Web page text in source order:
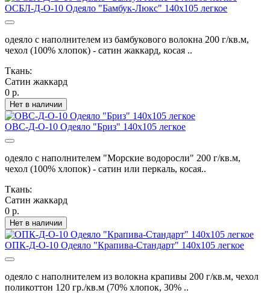
ОСБЛ-Д-О-10 Одеяло "Бамбук-Люкс" 140х105 легкое
одеяло с наполнителем из бамбукового волокна 200 г/кв.м,
чехол (100% хлопок) - сатин жаккард, косая ..
Ткань:
Сатин жаккард
0 р.
Нет в наличии
ОВС-Д-О-10 Одеяло "Бриз" 140х105 легкое
одеяло с наполнителем "Морские водоросли" 200 г/кв.м,
чехол (100% хлопок) - сатин или перкаль, косая..
Ткань:
Сатин жаккард
0 р.
Нет в наличии
ОПК-Д-О-10 Одеяло "Крапива-Стандарт" 140х105 легкое
одеяло с наполнителем из волокна крапивы 200 г/кв.м, чехол
поликоттон 120 гр./кв.м (70% хлопок, 30% ..